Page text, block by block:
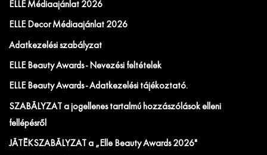
ELLE Médiaajánlat 2026
ELLE Decor Médiaajánlat 2026
Adatkezelési szabályzat
ELLE Beauty Awards - Nevezési feltételek
ELLE Beauty Awards - Adatkezelési tájékoztató.
SZABÁLYZAT a jogellenes tartalmú hozzászólások elleni
fellépésről
JÁTÉKSZABÁLYZAT a „Elle Beauty Awards 2026"